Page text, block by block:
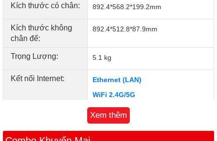
Kích thước có chân: 892.4*568.2*199.2mm
Kích thước không
chân đế:
892.4*512.8*87.9mm
Trọng Lượng: 5.1 kg
Kết nối Internet:
Ethernet (LAN)
WiFi 2.4G/5G
Cổng Component
Cổng HDMI:
Xem thêm